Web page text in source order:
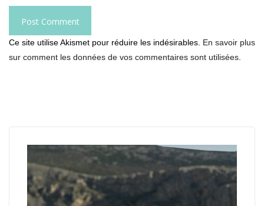
Ce site utilise Akismet pour réduire les indésirables. En savoir plus
sur comment les données de vos commentaires sont utilisées.